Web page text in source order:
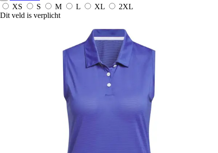
XS
S M L XL
2XL
Dit veld is verplicht